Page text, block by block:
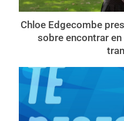
Chloe Edgecombe
sobre encontrar